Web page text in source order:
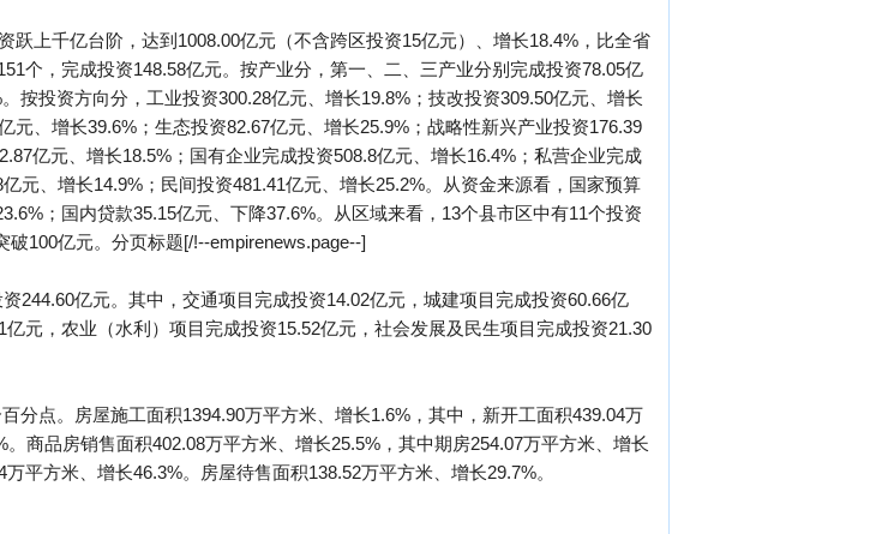
上千亿台阶，达到1008.00亿元（不含跨区投资15亿元）、增长18.4%，比全省
个，完成投资148.58亿元。按产业分，第一、二、三产业分别完成投资78.05亿
按投资方向分，工业投资300.28亿元、增长19.8%；技改投资309.50亿元、增长
元、增长39.6%；生态投资82.67亿元、增长25.9%；战略性新兴产业投资176.39
亿元、增长18.5%；国有企业完成投资508.8亿元、增长16.4%；私营企业完成
元、增长14.9%；民间投资481.41亿元、增长25.2%。从资金来源看，国家预算
；国内贷款35.15亿元、下降37.6%。从区域来看，13个县市区中有11个投资
100亿元。分页标题[/!--empirenews.page--]
244.60亿元。其中，交通项目完成投资14.02亿元，城建项目完成投资60.66亿
元，农业（水利）项目完成投资15.52亿元，社会发展及民生项目完成投资21.30
分点。房屋施工面积1394.90万平方米、增长1.6%，其中，新开工面积439.04万
商品房销售面积402.08万平方米、增长25.5%，其中期房254.07万平方米、增长
平方米、增长46.3%。房屋待售面积138.52万平方米、增长29.7%。